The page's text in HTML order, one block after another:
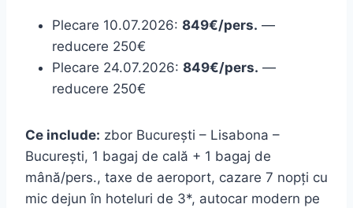
Plecare 10.07.2026: 849€/pers. —
reducere 250€
Plecare 24.07.2026: 849€/pers. —
reducere 250€
Ce include: zbor București – Lisabona –
București, 1 bagaj de cală + 1 bagaj de
mână/pers., taxe de aeroport, cazare 7 nopți cu
mic dejun în hoteluri de 3*, autocar modern pe